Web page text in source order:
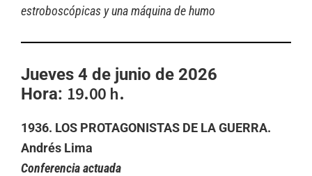
estroboscópicas y una máquina de humo
Jueves 4 de junio de 2026
Hora: 19.00 h.
1936. LOS PROTAGONISTAS DE LA GUERRA.
Andrés Lima
Conferencia actuada